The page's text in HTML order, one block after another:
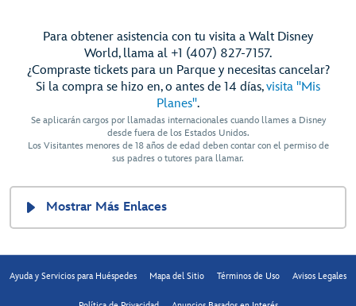
Para obtener asistencia con tu visita a Walt Disney
World, llama al +1 (407) 827-7157.
¿Compraste tickets para un Parque y necesitas cancelar?
Si la compra se hizo en, o antes de 14 días,visita "Mis
Planes".
Se aplicarán cargos por llamadas internacionales cuando llames a Disney
desde fuera de los Estados Unidos.
Los Visitantes menores de 18 años de edad deben contar con el permiso de
sus padres o tutores para llamar.
Mostrar Más Enlaces
Ayuda y Servicios para Huéspedes Mapa del Sitio Términos de Uso Avisos Legales